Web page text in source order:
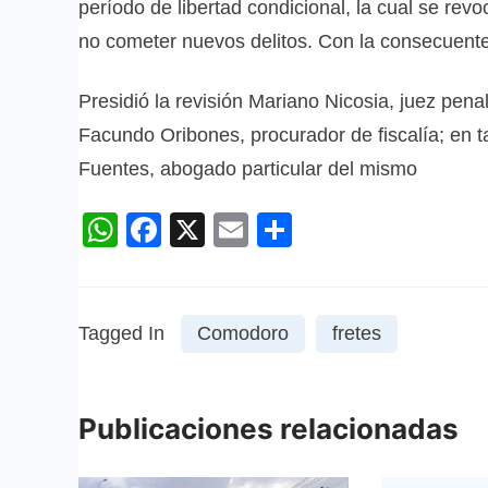
período de libertad condicional, la cual se
no cometer nuevos delitos. Con la
Presidió la revisión Mariano Nicosia, juez
Facundo Oribones, procurador de fiscalía; en
Fuentes, abogado particular del mismo
WhatsApp
Facebook
X Email
Tagged In Comodoro fretes
Publicaciones relacionadas